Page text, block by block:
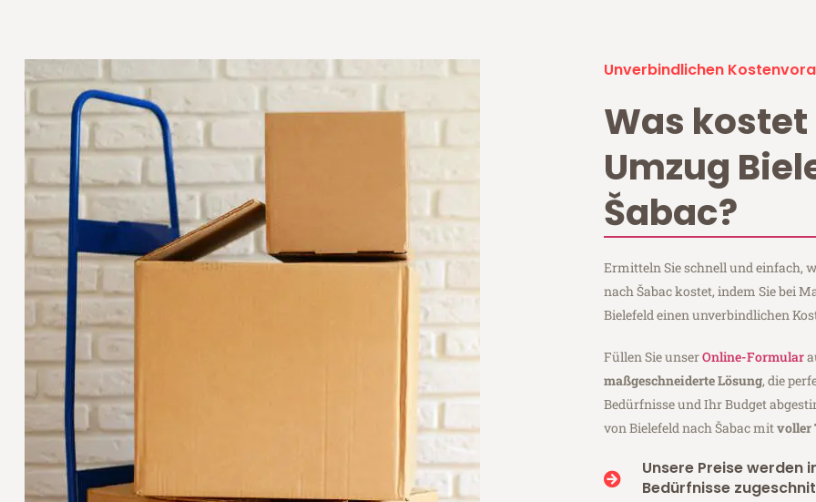
Unverbindlichen
Was kostet
Umzug
Šabac?
Ermitteln Sie schnell und einfach,
nach Šabac kostet, indem Sie bei
Bielefeld einen unverbindlichen
Füllen Sie unserOnline-Formular
maßgeschneiderte Lösung, die
Bedürfnisse und Ihr Budget
von Bielefeld nach Šabac mitvoller
Unsere Preise werden
Bedürfnisse